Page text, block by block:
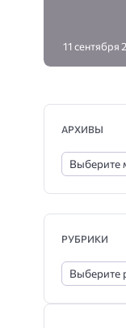
11 сентября
АРХИВЫ
РУБРИКИ